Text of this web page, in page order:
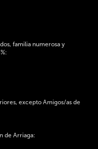
familia numerosa y
excepto Amigos/as de
de Arriaga: